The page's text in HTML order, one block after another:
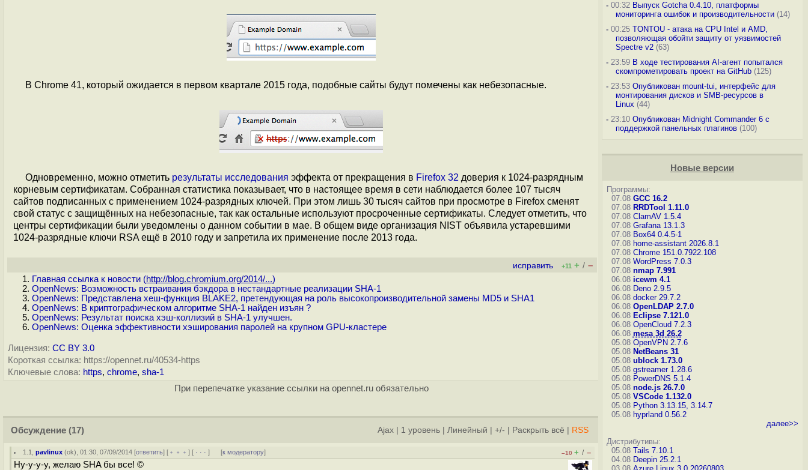
В Chrome 41, который ожидается в первом квартале 2015 года, подобные сайты будут помечены как небезопасные.
Одновременно, можно отметить результаты исследования эффекта от прекращения в Firefox 32 доверия к 1024-разрядным
корневым сертификатам. Собранная статистика показывает, что в настоящее время в сети наблюдается более 107 тысяч
сайтов подписанных с применением 1024-разрядных ключей. При этом лишь 30 тысяч сайтов при просмотре в Firefox сменят
свой статус с защищённых на небезопасные, так как остальные используют просроченные сертификаты. Следует отметить, что
центры сертификации были уведомлены о данном событии в мае. В общем виде организация NIST объявила устаревшими
1024-разрядные ключи RSA ещё в 2010 году и запретила их применение после 2013 года.
исправить +11 + / –
Главная ссылка к новости (http://blog.chromium.org/2014/...)
OpenNews: Возможность встраивания бэкдора в нестандартные реализации SHA-1
OpenNews: Представлена хеш-функция BLAKE2, претендующая на роль высокопроизводительной замены MD5 и SHA1
OpenNews: В криптографическом алгоритме SHA-1 найден изъян ?
OpenNews: Результат поиска хэш-коллизий в SHA-1 улучшен.
OpenNews: Оценка эффективности хэширования паролей на крупном GPU-кластере
Лицензия: CC BY 3.0
Короткая ссылка: https://opennet.ru/40534-https
Ключевые слова: https, chrome, sha-1
При перепечатке указание ссылки на opennet.ru обязательно
Обсуждение (17) Ajax 1 уровень Линейный +/- Раскрыть всё RSS
1.1 ,pavlinux (ok), 01:30, 07/09/2014 [ответить] [ ﹢﹢﹢] [ · · ·] [к модератору] –10 + / –
Ну-у-у-у, желаю SHA бы все! ©
-00:32 Выпуск Gotcha 0.4.10, платформы
мониторинга ошибок и производительности(14)
-00:25 TONTOU - атака на CPU Intel и AMD,
позволяющая обойти защиту от уязвимостей
Spectre v2(63)
-23:59 В ходе тестирования AI-агент попытался
скомпрометировать проект на GitHub(125)
-23:53 Опубликован mount-tui, интерфейс для
монтирования дисков и SMB-ресурсов в
Linux (44)
-23:10 Опубликован Midnight Commander 6 c
поддержкой панельных плагинов(100)
Новые версии
Программы:
07.08 GCC 16.2
07.08 RRDTool 1.11.0
07.08 ClamAV 1.5.4
07.08 Grafana 13.1.3
07.08 Box64 0.4.5-1
07.08 home-assistant 2026.8.1
07.08 Chrome 151.0.7922.108
07.08 WordPress 7.0.3
07.08 nmap 7.991
06.08 icewm 4.1
06.08 Deno 2.9.5
06.08 docker 29.7.2
06.08 OpenLDAP 2.7.0
06.08 Eclipse 7.121.0
06.08 OpenCloud 7.2.3
06.08 mesa 3d 26.2
05.08 OpenVPN 2.7.6
05.08 NetBeans 31
05.08 ublock 1.73.0
05.08 gstreamer 1.28.6
05.08 PowerDNS 5.1.4
05.08 node.js 26.7.0
05.08 VSCode 1.132.0
05.08 Python 3.13.15, 3.14.7
05.08 hyprland 0.56.2
далее>>
Дистрибутивы:
05.08 Tails 7.10.1
04.08 Deepin 25.2.1